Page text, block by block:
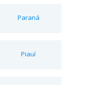
Paraná
Piauí